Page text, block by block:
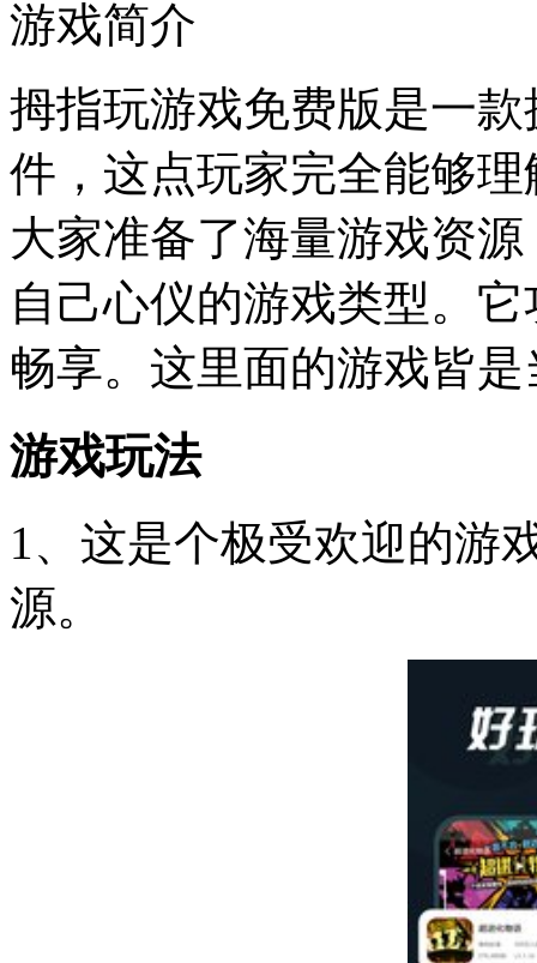
游戏简介
拇指玩游戏免费版是一
件，这点玩家完全能够
大家准备了海量游戏资
自己心仪的游戏类型。
畅享。这里面的游戏皆
游戏玩法
1、这是个极受欢迎的游
源。